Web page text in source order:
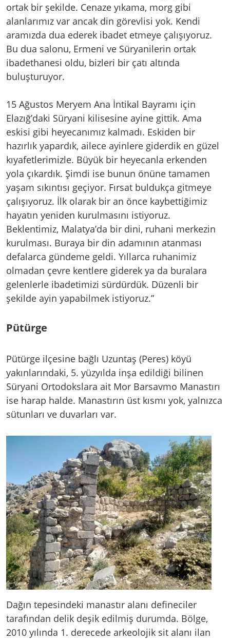
ortak bir şekilde. Cenaze yıkama, morg gibi
alanlarımız var ancak din görevlisi yok. Kendi
aramızda dua ederek ibadet etmeye çalışıyoruz.
Bu dua salonu, Ermeni ve Süryanilerin ortak
ibadethanesi oldu, bizleri bir çatı altında
buluşturuyor.
15 Ağustos Meryem Ana İntikal Bayramı için
Elazığ’daki Süryani kilisesine ayine gittik. Ama
eskisi gibi heyecanımız kalmadı. Eskiden bir
hazırlık yapardık, ailece ayinlere giderdik en güzel
kıyafetlerimizle. Büyük bir heyecanla erkenden
yola çıkardık. Şimdi ise bunun önüne tamamen
yaşam sıkıntısı geçiyor. Fırsat buldukça gitmeye
çalışıyoruz. İlk olarak bir an önce kaybettiğimiz
hayatın yeniden kurulmasını istiyoruz.
Beklentimiz, Malatya’da bir dini, ruhani merkezin
kurulması. Buraya bir din adamının atanması
defalarca gündeme geldi. Yıllarca ruhanimiz
olmadan çevre kentlere giderek ya da buralara
gelenlerle ibadetimizi sürdürdük. Düzenli bir
şekilde ayin yapabilmek istiyoruz.”
Pütürge
Pütürge ilçesine bağlı Uzuntaş (Peres) köyü
yakınlarındaki, 5. yüzyılda inşa edildiği bilinen
Süryani Ortodokslara ait Mor Barsavmo Manastırı
ise harap halde. Manastırın üst kısmı yok, yalnızca
sütunları ve duvarları var.
Dağın tepesindeki manastır alanı defineciler
tarafından delik deşik edilmiş durumda. Bölge,
2010 yılında 1. derecede arkeolojik sit alanı ilan